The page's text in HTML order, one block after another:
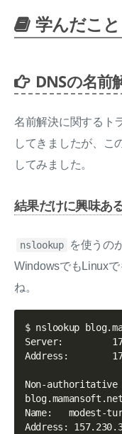
学んだこと
DNSの名前
名前解決に関するト
してきましたが、こ
してみました。
結果だけに興味あ
nslookup
を使うの
WindowsでもLinux
ね。
$ nslookup
Server:
Address:
Non-authoritative
Name:   modest-
Address: